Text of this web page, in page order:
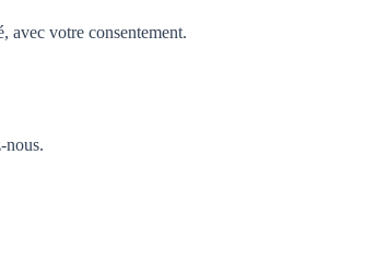
avec votre consentement.
nous.